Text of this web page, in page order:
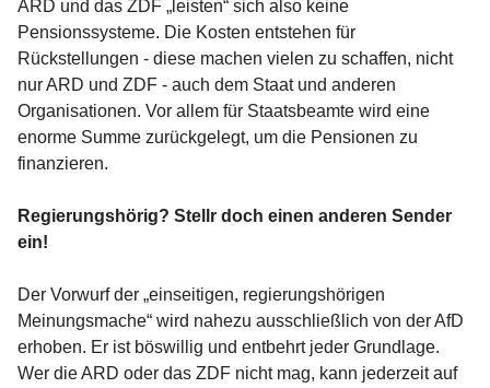
ARD und das ZDF „leisten“ sich also keine
Pensionssysteme. Die Kosten entstehen für
Rückstellungen - diese machen vielen zu schaffen, nicht
nur ARD und ZDF - auch dem Staat und anderen
Organisationen. Vor allem für Staatsbeamte wird eine
enorme Summe zurückgelegt, um die Pensionen zu
finanzieren.
Regierungshörig? Stellr doch einen anderen Sender
ein!
Der Vorwurf der „einseitigen, regierungshörigen
Meinungsmache“ wird nahezu ausschließlich von der AfD
erhoben. Er ist böswillig und entbehrt jeder Grundlage.
Wer die ARD oder das ZDF nicht mag, kann jederzeit auf